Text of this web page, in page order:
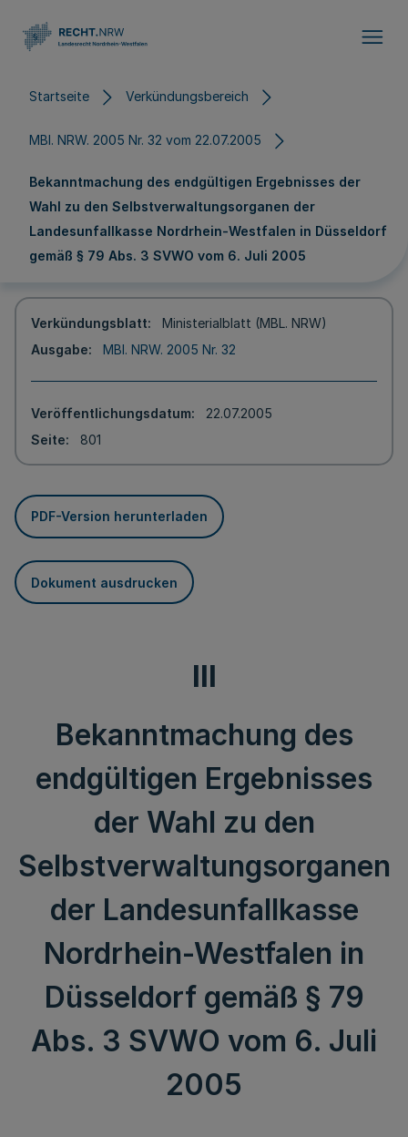
Startseite Verkündungsbereich
MBl. NRW. 2005 Nr. 32 vom 22.07.2005
Bekanntmachung des endgültigen Ergebnisses der
Wahl zu den Selbstverwaltungsorganen der
Landesunfallkasse Nordrhein-Westfalen in Düsseldorf
gemäß § 79 Abs. 3 SVWO vom 6. Juli 2005
Verkündungsblatt
Ministerialblatt (MBL. NRW)
Ausgabe
MBl. NRW. 2005 Nr. 32
Veröffentlichungsdatum
22.07.2005
Seite
801
PDF-Version herunterladen
Dokument ausdrucken
III
Bekanntmachung des
endgültigen Ergebnisses
der Wahl zu den
Selbstverwaltungsorganen
der Landesunfallkasse
Nordrhein-Westfalen in
Düsseldorf gemäß § 79
Abs. 3 SVWO vom 6. Juli
2005